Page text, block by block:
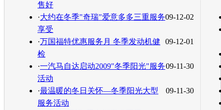
售好
09-12-02
·大约在冬季"奇瑞"爱意多多三重服务
享受
09-12-01
·万国福特优惠服务月 冬季发动机健
检
09-11-30
·一汽马自达启动2009"冬季阳光"服务
活动
09-11-30
·最温暖的冬日关怀—冬季阳光大型
服务活动